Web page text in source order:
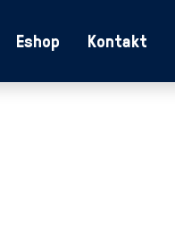
Eshop Kontakt